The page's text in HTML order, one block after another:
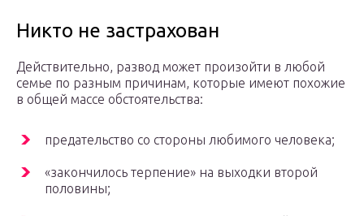
Никто не застрахован
Действительно, развод может произойти в любой
семье по разным причинам, которые имеют похожие
в общей массе обстоятельства:
предательство со стороны любимого человека;
«закончилось терпение» на выходки второй
половины;